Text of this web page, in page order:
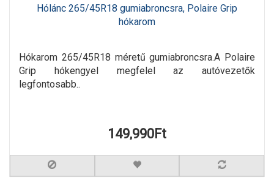
Hólánc 265/45R18 gumiabroncsra, Polaire Grip
hókarom
Hókarom 265/45R18 méretű gumiabroncsra.A Polaire
Grip hókengyel megfelel az autóvezetők
legfontosabb..
149,990Ft